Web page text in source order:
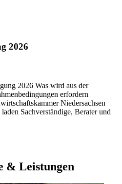
2026
2026 Was wird aus der
erfordern
Niedersachsen
Sachverständige, Berater und
& Leistungen